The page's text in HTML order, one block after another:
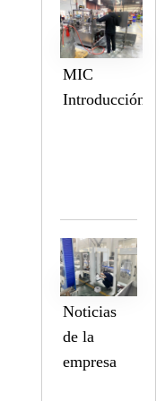
MIC
Introducción
Noticias
de la
empresa